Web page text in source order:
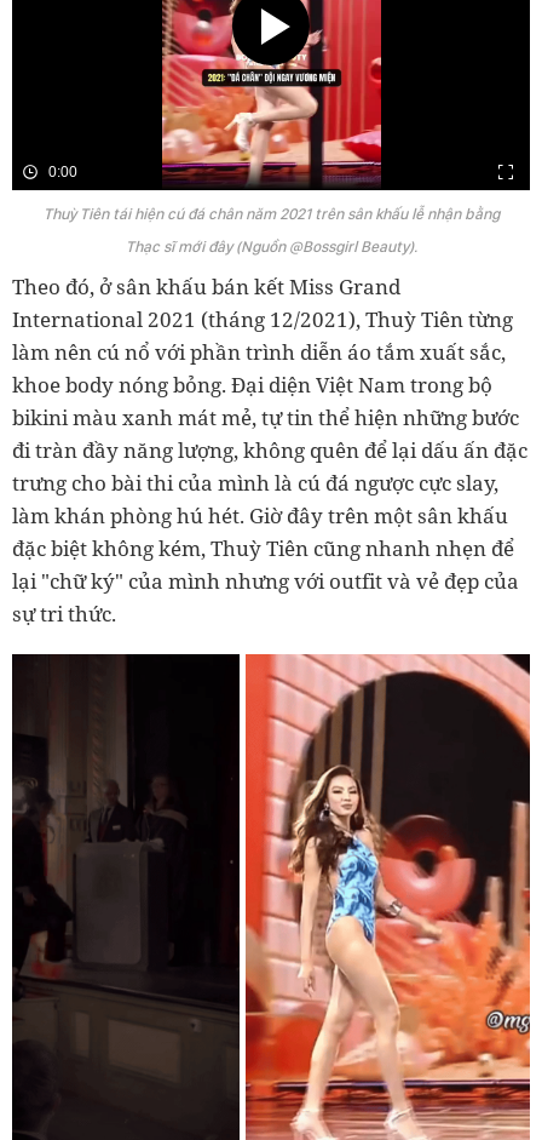
0:00
Thuỳ Tiên tái hiện cú đá chân năm 2021 trên sân khấu lễ nhận bằng
Thạc sĩ mới đây (Nguồn @Bossgirl Beauty).
Theo đó, ở sân khấu bán kết Miss Grand
International 2021 (tháng 12/2021), Thuỳ Tiên từng
làm nên cú nổ với phần trình diễn áo tắm xuất sắc,
khoe body nóng bỏng. Đại diện Việt Nam trong bộ
bikini màu xanh mát mẻ, tự tin thể hiện những bước
đi tràn đầy năng lượng, không quên để lại dấu ấn đặc
trưng cho bài thi của mình là cú đá ngược cực slay,
làm khán phòng hú hét. Giờ đây trên một sân khấu
đặc biệt không kém, Thuỳ Tiên cũng nhanh nhẹn để
lại "chữ ký" của mình nhưng với outfit và vẻ đẹp của
sự tri thức.